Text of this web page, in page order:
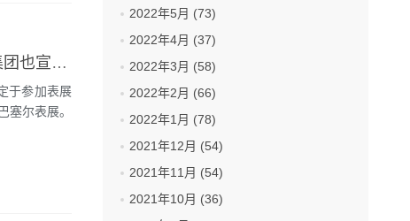
继劳力士，百达翡丽等品牌宣布退出2021年巴塞尔表展后 LVMH集团也宣布退出
于参加表展
尔表展。
2022年5月 (73)
2022年4月 (37)
2022年3月 (58)
2022年2月 (66)
2022年1月 (78)
2021年12月 (54)
2021年11月 (54)
2021年10月 (36)